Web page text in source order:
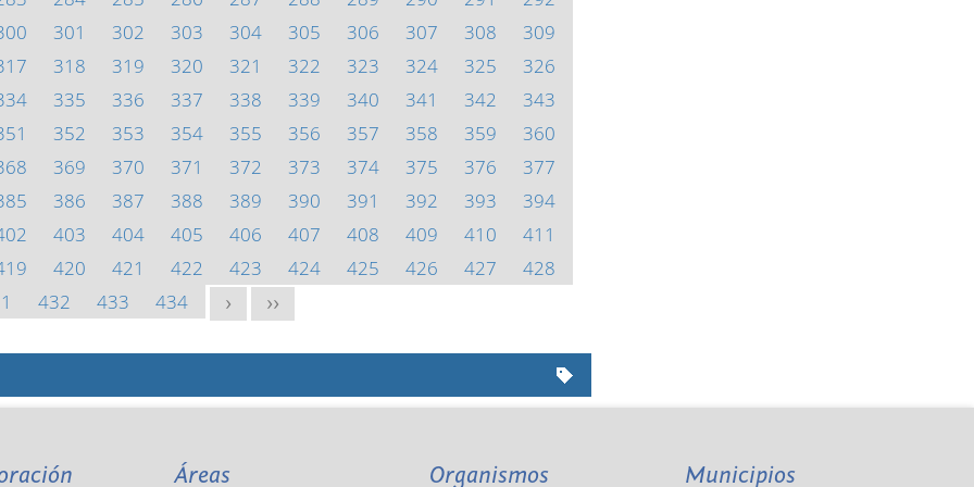
301 302 303 304 305 306 307 308
309
318 319 320 321 322 323 324 325
326
335 336 337 338 339 340 341 342
343
352 353 354 355 356 357 358 359
360
369 370 371 372 373 374 375 376
377
386 387 388 389 390 391 392 393
394
403 404 405 406 407 408 409 410
411
420 421 422 423 424 425 426 427
428
432 433 434 > >>
Áreas Organismos Municipios